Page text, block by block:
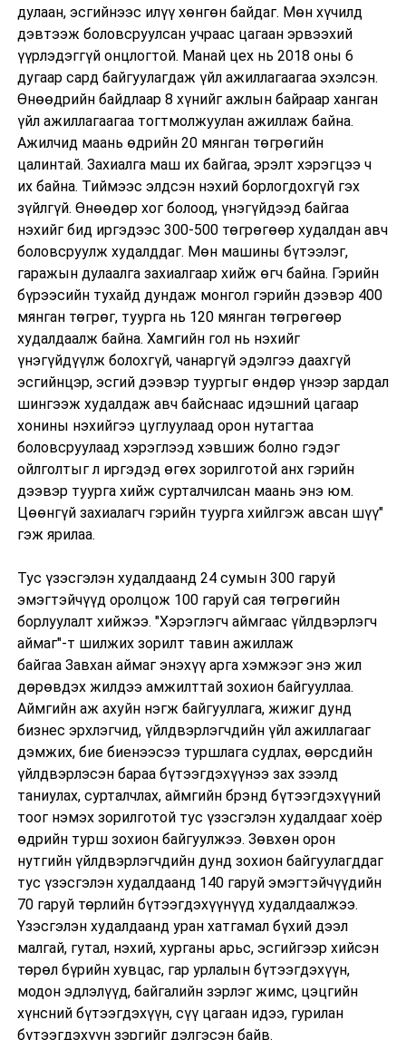
дулаан, эсгийнээс илүү хөнгөн байдаг. Мөн хүчилд
дэвтээж боловсруулсан учраас цагаан эрвээхий
үүрлэдэггүй онцлогтой. Манай цех нь 2018 оны 6
дугаар сард байгуулагдаж үйл ажиллагаагаа эхэлсэн.
Өнөөдрийн байдлаар 8 хүнийг ажлын байраар ханган
үйл ажиллагаагаа тогтмолжуулан ажиллаж байна.
Ажилчид маань өдрийн 20 мянган төгрөгийн
цалинтай. Захиалга маш их байгаа, эрэлт хэрэгцээ ч
их байна. Тиймээс элдсэн нэхий борлогдохгүй гэх
зүйлгүй. Өнөөдөр хог болоод, үнэгүйдээд байгаа
нэхийг бид иргэдээс 300-500 төгрөгөөр худалдан авч
боловсруулж худалддаг. Мөн машины бүтээлэг,
гаражын дулаалга захиалгаар хийж өгч байна. Гэрийн
бүрээсийн тухайд дундаж монгол гэрийн дээвэр 400
мянган төгрөг, туурга нь 120 мянган төгрөгөөр
худалдаалж байна. Хамгийн гол нь нэхийг
үнэгүйдүүлж болохгүй, чанаргүй эдэлгээ даахгүй
эсгийнцэр, эсгий дээвэр туургыг өндөр үнээр зардал
шингээж худалдаж авч байснаас идэшний цагаар
хонины нэхийгээ цуглуулаад орон нутагтаа
боловсруулаад хэрэглээд хэвшиж болно гэдэг
ойлголтыг л иргэдэд өгөх зорилготой анх гэрийн
дээвэр туурга хийж сурталчилсан маань энэ юм.
Цөөнгүй захиалагч гэрийн туурга хийлгэж авсан шүү"
гэж ярилаа.
Тус үзэсгэлэн худалдаанд24 сумын 300 гаруй
эмэгтэйчүүд оролцож 100 гаруй сая төгрөгийн
борлуулалт хийжээ. "Хэрэглэгч аймгаас үйлдвэрлэгч
аймаг"-т шилжих зорилт тавин ажиллаж
байгаа Завхан аймаг энэхүү арга хэмжээг энэ жил
дөрөвдэх жилдээ амжилттай зохион байгууллаа.
Аймгийн аж ахуйн нэгж байгууллага, жижиг дунд
бизнес эрхлэгчид, үйлдвэрлэгчдийн үйл ажиллагааг
дэмжих, бие биенээсээ туршлага судлах, өөрсдийн
үйлдвэрлэсэн бараа бүтээгдэхүүнээ зах зээлд
таниулах, сурталчлах, аймгийн брэнд бүтээгдэхүүний
тоог нэмэх зорилготой тус үзэсгэлэн худалдааг хоёр
өдрийн турш зохион байгуулжээ. Зөвхөн орон
нутгийн үйлдвэрлэгчдийн дунд зохион байгуулагддаг
тус үзэсгэлэн худалдаанд 140 гаруй эмэгтэйчүүдийн
70 гаруй төрлийн бүтээгдэхүүнүүд худалдаалжээ.
Үзэсгэлэн худалдаанд уран хатгамал бүхий дээл
малгай, гутал, нэхий, хурганы арьс, эсгийгээр хийсэн
төрөл бүрийн хувцас, гар урлалын бүтээгдэхүүн,
модон эдлэлүүд, байгалийн зэрлэг жимс, цэцгийн
хүнсний бүтээгдэхүүн, сүү цагаан идээ, гурилан
бүтээгдэхүүн зэргийг дэлгэсэн байв.